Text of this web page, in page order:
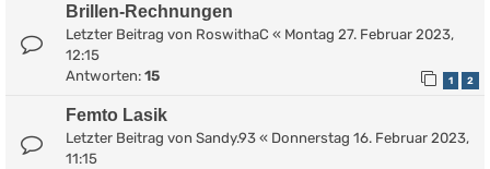
Brillen-Rechnungen
Letzter Beitrag von RoswithaC « Montag 27. Februar 2023,
12:15
Antworten: 15 1 2
Femto Lasik
Letzter Beitrag von Sandy.93 « Donnerstag 16. Februar 2023,
11:15